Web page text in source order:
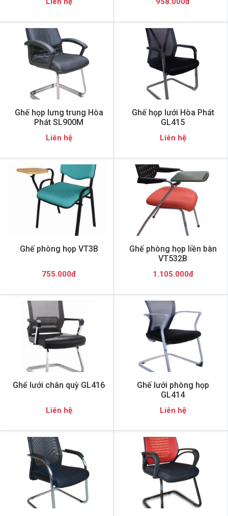
Ghế họp lưng trung Hòa
Phát SL900M
Liên hệ
Ghế họp lưới Hòa Phát
GL415
Liên hệ
Ghế phòng họp VT3B
755.000đ
Ghế phòng họp liền bàn
VT532B
1.105.000đ
Ghế lưới chân quỳ GL416
Liên hệ
Ghế lưới phòng họp
GL414
Liên hệ